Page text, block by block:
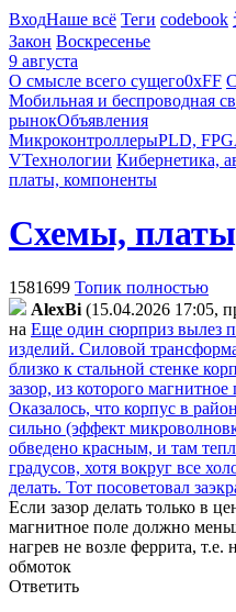
ВходНаше всё Теги codebook
Закон Воскресенье
9 августа
О смысле всего сущего0xFF
Мобильная и беспроводная
рынокОбъявления
МикроконтроллерыPLD,
VТехнологии Кибернетика,
платы, компоненты
Схемы,
1581699 Топик полностью
AlexBi (15.04.2026 17:05,
на Еще один сюрприз вылез
изделий. Силовой
близко к стальной стенке
зазор, из которого
Оказалось, что корпус в
сильно (эффект
обведено красным, и там
градусов, хотя вокруг все
делать. Тот посоветовал
Если зазор делать только в
магнитное поле должно
нагрев не возле феррита, т.е.
обмоток
Ответить